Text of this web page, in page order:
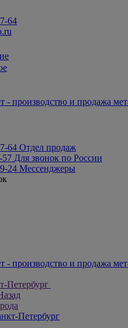
64
64 Отдел продаж
57 Для звонок по России
24 Мессенджеры
Петербург
Петербург